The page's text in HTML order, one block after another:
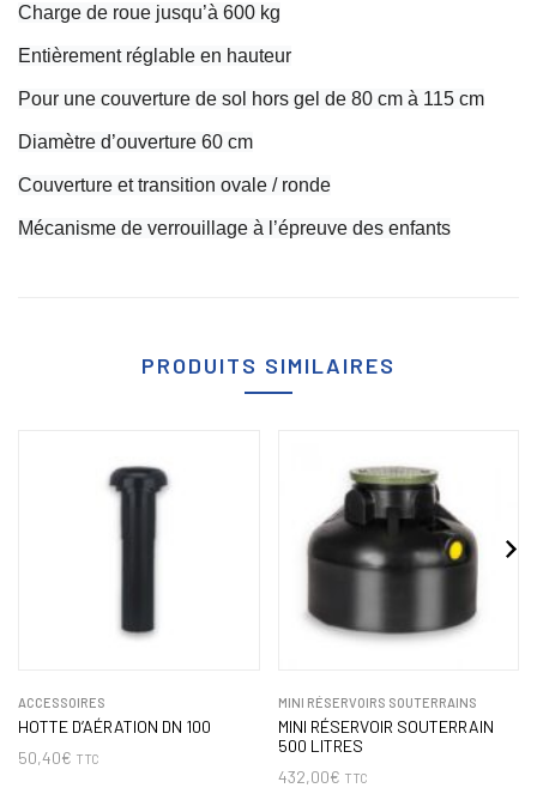
Charge de roue jusqu’à 600 kg
Entièrement réglable en hauteur
Pour une couverture de sol hors gel de 80 cm à 115 cm
Diamètre d’ouverture 60 cm
Couverture et transition ovale / ronde
Mécanisme de verrouillage à l’épreuve des enfants
PRODUITS SIMILAIRES
ACCESSOIRES
HOTTE D’AÉRATION DN 100
50,40€ TTC
MINI RÉSERVOIRS SOUTERRAINS
MINI RÉSERVOIR SOUTERRAIN
500 LITRES
432,00€ TTC